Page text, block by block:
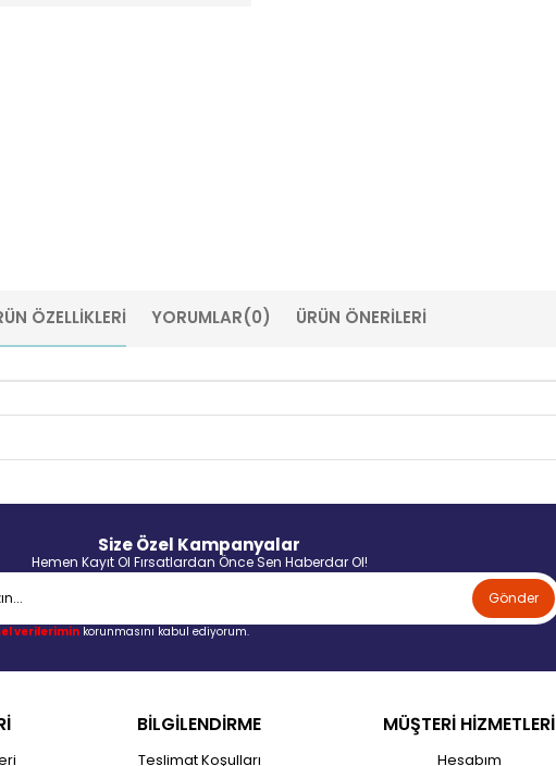
ÖZELLIKLERI YORUMLAR(0) ÜRÜN ÖNERILERI
Size Özel Kampanyalar
Hemen Kayıt Ol Fırsatlardan Önce Sen Haberdar Ol!
Gönder
verileriminkorunmasını kabul ediyorum.
BİLGİLENDİRME
Teslimat Koşulları
MÜŞTERİ HİZMETLERİ
Hesabım